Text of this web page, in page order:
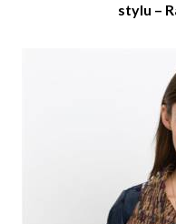
stylu –